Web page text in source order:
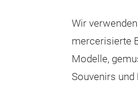
Wir
mercerisierte
Modelle,
Souvenirs und